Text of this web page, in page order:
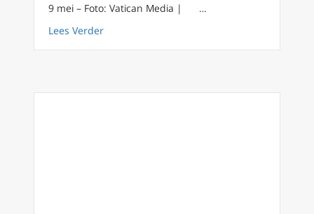
9 mei – Foto: Vatican Media | …
Lees Verderabout Paus Leo aan zieken en verzorgers: